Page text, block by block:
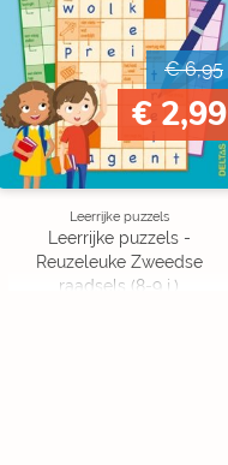
€ 6,95
€ 2,99
Leerrijke puzzels
Leerrijke puzzels -
Reuzeleuke Zweedse
raadsels (8-9 j.)